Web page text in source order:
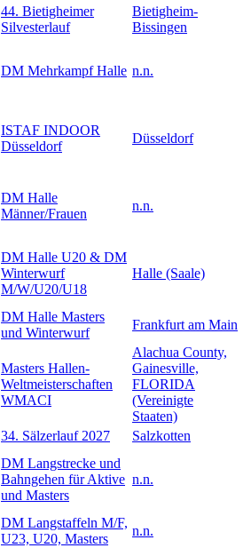
44. Bietigheimer
Silvesterlauf
Bietigheim-
Bissingen
DM Mehrkampf Halle n.n.
ISTAF INDOOR
Düsseldorf
Düsseldorf
DM Halle
Männer/Frauen
n.n.
DM Halle U20 & DM
Winterwurf
M/W/U20/U18
Halle (Saale)
DM Halle Masters
und Winterwurf
Frankfurt am Main
Masters Hallen-
Weltmeisterschaften
WMACI
Alachua County,
Gainesville,
FLORIDA
(Vereinigte
Staaten)
34. Sälzerlauf 2027 Salzkotten
DM Langstrecke und
Bahngehen für Aktive
und Masters
n.n.
DM Langstaffeln M/F,
U23, U20, Masters
n.n.